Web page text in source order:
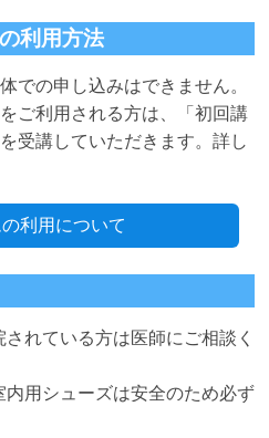
利用方法
での申し込みはできません。
ご利用される方は、「初回講
受講していただきます。詳し
利用について
れている方は医師にご相談く
内用シューズは安全のため必ず